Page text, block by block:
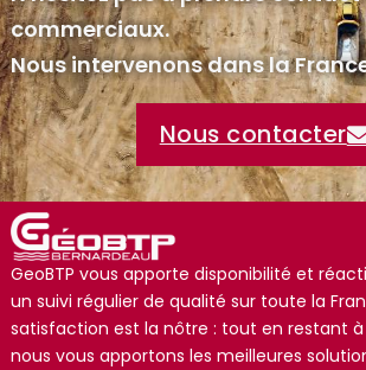
commerciaux.
Nous intervenons dans la
Nous contacter
GeoBTP vous apporte disponibilité et
un suivi régulier de qualité sur toute la
satisfaction est la nôtre : tout en restant
nous vous apportons les meilleures